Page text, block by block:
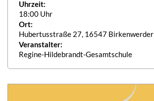
Uhrzeit:
18:00 Uhr
Ort:
Hubertusstraße 27, 16547 Birkenwerder
Veranstalter:
Regine-Hildebrandt-Gesamtschule